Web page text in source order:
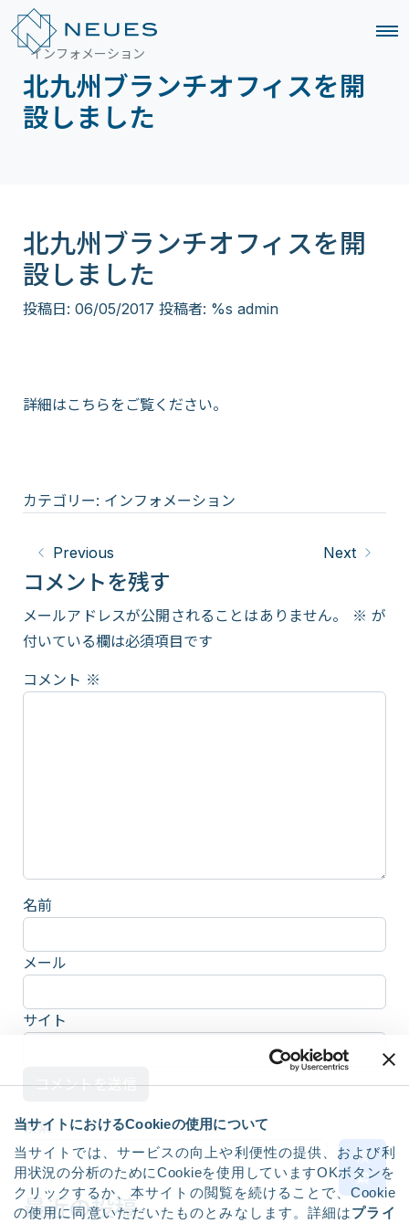
当サイトにおけるCookieの使用について
当サイトでは、サービスの向上や利便性の提供、および利
用状況の分析のためにCookieを使用していますOKボタンを
クリックするか、本サイトの閲覧を続けることで、Cookie
の使用に同意いただいたものとみなします。詳細はプライ
インフォメーション
北九州ブランチオフィスを開
設しました
北九州ブランチオフィスを開
設しました
投稿日: 06/05/2017 投稿者: %s admin
詳細は こちらをご覧ください。
カテゴリー: インフォメーション
Previous Next
コメントを残す
メールアドレスが公開されることはありません。 ※ が
付いている欄は必須項目です
コメント ※
名前
メール
サイト
検索
検
索
最近の投稿